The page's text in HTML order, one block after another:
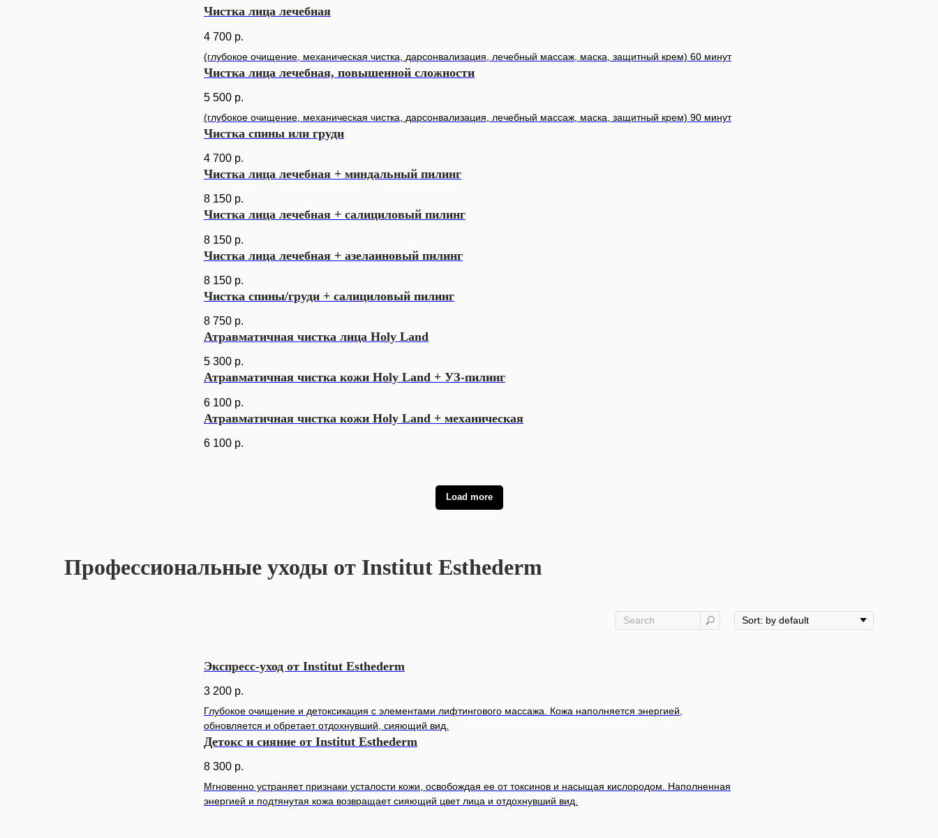
Чистка лица лечебная
4 700 р.
(глубокое очищение, механическая чистка, дарсонвализация, лечебный массаж, маска, защитный крем) 60 минут
Чистка лица лечебная, повышенной сложности
5 500 р.
(глубокое очищение, механическая чистка, дарсонвализация, лечебный массаж, маска, защитный крем) 90 минут
Чистка спины или груди
4 700 р.
Чистка лица лечебная + миндальный пилинг
8 150 р.
Чистка лица лечебная + салициловый пилинг
8 150 р.
Чистка лица лечебная + азелаиновый пилинг
8 150 р.
Чистка спины/груди + салициловый пилинг
8 750 р.
Атравматичная чистка лица Holy Land
5 300 р.
Атравматичная чистка кожи Holy Land + УЗ-пилинг
6 100 р.
Атравматичная чистка кожи Holy Land + механическая
6 100 р.
Load more
Профессиональные уходы от Institut Esthederm
Экспресс-уход от Institut Esthederm
3 200 р.
Глубокое очищение и детоксикация с элементами лифтингового массажа. Кожа наполняется энергией,
обновляется и обретает отдохнувший, сияющий вид.
Детокс и сияние от Institut Esthederm
8 300 р.
Мгновенно устраняет признаки усталости кожи, освобождая ее от токсинов и насыщая кислородом. Наполненная
энергией и подтянутая кожа возвращает сияющий цвет лица и отдохнувший вид.